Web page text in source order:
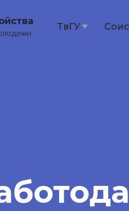
ТвГУ